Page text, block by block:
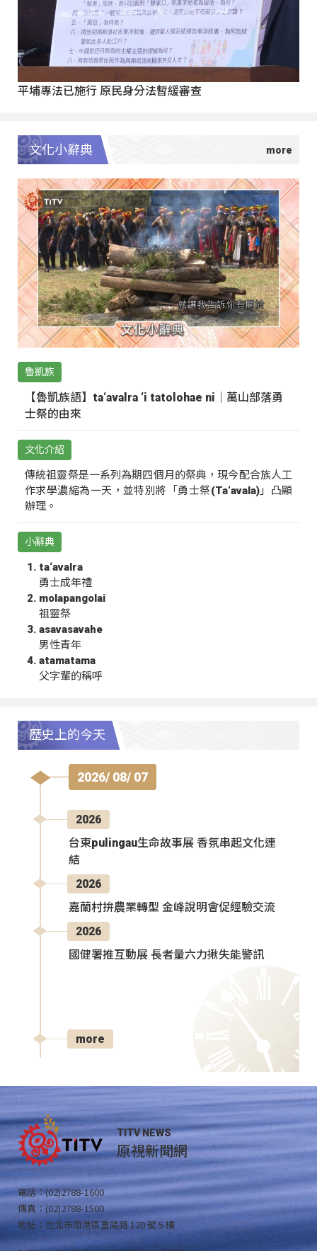
平埔專法已施行 原民身分法暫緩審查
文化小辭典
魯凱族
【魯凱族語】ta‘avalra ‘i tatolohae ni｜萬山部落勇
士祭的由來
文化介紹
傳統祖靈祭是一系列為期四個月的祭典，現今配合族人工
作求學濃縮為一天，並特別將「勇士祭(Ta‘avala)」凸顯
辦理。
小辭典
ta‘avalra
勇士成年禮
molapangolai
祖靈祭
asavasavahe
男性青年
atamatama
父字輩的稱呼
歷史上的今天
2026/ 08/ 07
2026
台東pulingau生命故事展 香氛串起文化連
結
2026
嘉蘭村拚農業轉型 金峰說明會促經驗交流
2026
國健署推互動展 長者量六力揪失能警訊
more
TITV NEWS
原視新聞網
電話：(02)2788-1600
傳真：(02)2788-1500
地址：台北市南港區重陽路 120 號 5 樓